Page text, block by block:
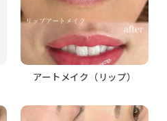
アートメイク（リップ）